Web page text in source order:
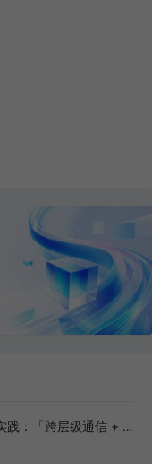
React Context 与自定义 Hook 从底层到实践：「跨层级通信 + 副作用封装」全解析